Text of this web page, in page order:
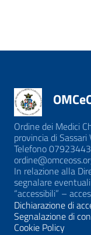
Ordine dei Medici
provincia di
Telefono
In relazione alla
segnalare
“accessibili” –
Dichiarazione di
Segnalazione di
Cookie Policy